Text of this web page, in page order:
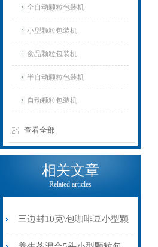
全自动颗粒包装机
小型颗粒包装机
食品颗粒包装机
半自动颗粒包装机
自动颗粒包装机
查看全部
相关文章
Related articles
三边封10克\包咖啡豆小型颗